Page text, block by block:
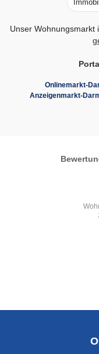
Unser Wohnungsmarkt
Onlinemarkt-
Anzeigenmarkt-